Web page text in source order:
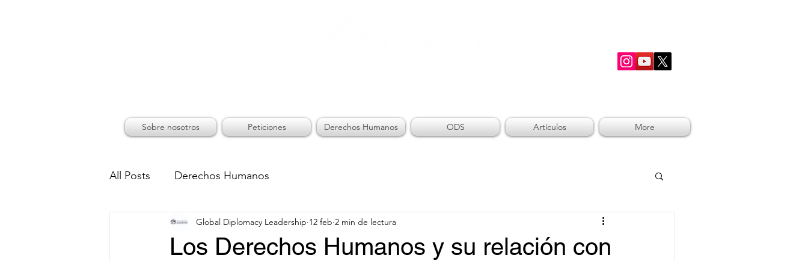
Sobre nosotros Peticiones Derechos Humanos ODS Artículos More
All Posts Derechos Humanos
Los Derechos Humanos y su relación con
Global Diplomacy Leadership 12 feb 2 min de lectura